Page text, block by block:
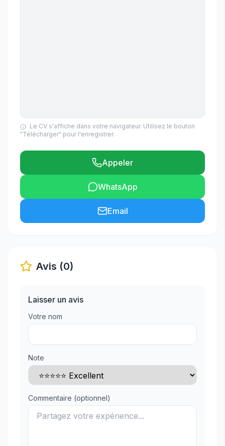
Le CV s'affiche dans votre navigateur. Utilisez le bouton
"Télécharger" pour l'enregistrer.
Appeler
WhatsApp
Email
Avis (0)
Laisser un avis
Votre nom
Note
Commentaire (optionnel)